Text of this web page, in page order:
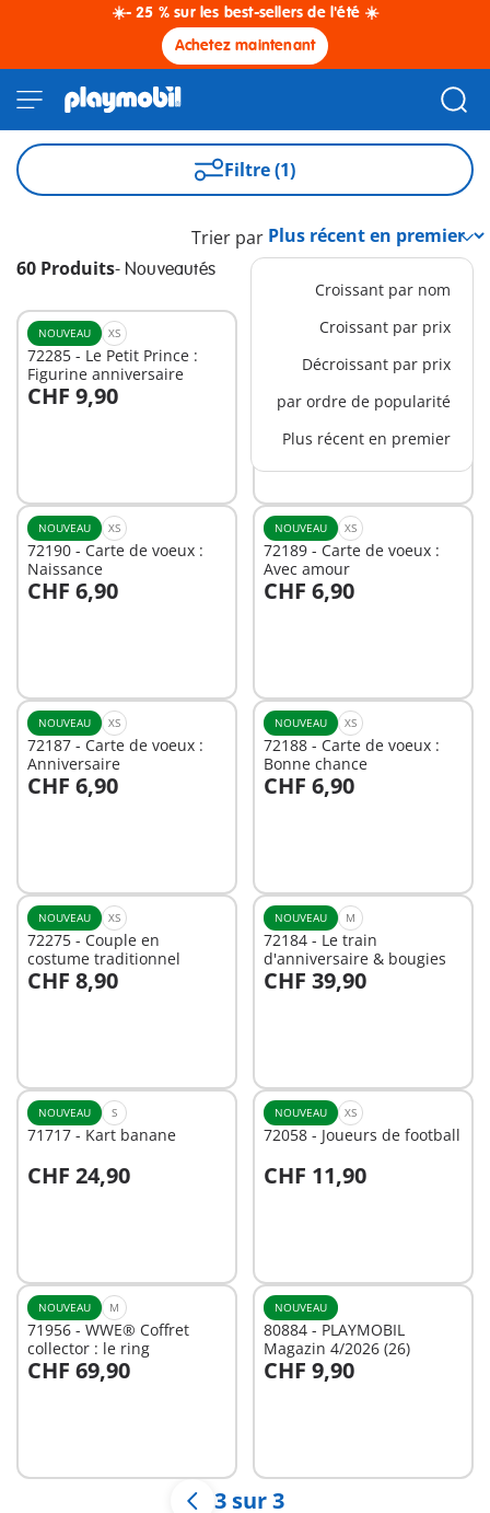
☀️- 25 % sur les best-sellers de l'été ☀️
Achetez maintenant
Filtre (1)
60 Produits- Nouveautés
Trier par
Croissant par nom
Croissant par prix
Décroissant par prix
par ordre de popularité
Plus récent en premier
NOUVEAU XS
72285 - Le Petit Prince :
Figurine anniversaire
CHF 9,90
Au panier
NOUVEAU XS
72185 - Félicitations -
mariés
CHF 11,90
Au panier
NOUVEAU XS
72190 - Carte de voeux :
Naissance
CHF 6,90
Au panier
NOUVEAU XS
72189 - Carte de voeux :
Avec amour
CHF 6,90
Au panier
NOUVEAU XS
72187 - Carte de voeux :
Anniversaire
CHF 6,90
Au panier
NOUVEAU XS
72188 - Carte de voeux :
Bonne chance
CHF 6,90
Au panier
NOUVEAU XS
72275 - Couple en
costume traditionnel
CHF 8,90
Au panier
NOUVEAU M
72184 - Le train
d'anniversaire & bougies
CHF 39,90
Au panier
NOUVEAU S
71717 - Kart banane
CHF 24,90
Au panier
NOUVEAU XS
72058 - Joueurs de football
CHF 11,90
Au panier
NOUVEAU M
71956 - WWE® Coffret
collector : le ring
CHF 69,90
Au panier
NOUVEAU
80884 - PLAYMOBIL
Magazin 4/2026 (26)
CHF 9,90
Au panier
3 sur 3